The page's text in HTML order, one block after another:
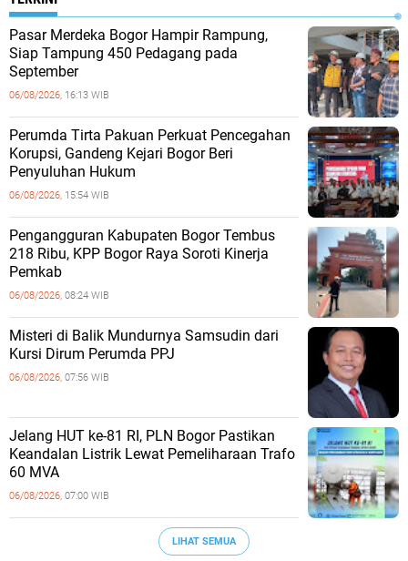
Pasar Merdeka Bogor Hampir Rampung,
Siap Tampung 450 Pedagang pada
September
06/08/2026, 16:13 WIB
Perumda Tirta Pakuan Perkuat Pencegahan
Korupsi, Gandeng Kejari Bogor Beri
Penyuluhan Hukum
06/08/2026, 15:54 WIB
Pengangguran Kabupaten Bogor Tembus
218 Ribu, KPP Bogor Raya Soroti Kinerja
Pemkab
06/08/2026, 08:24 WIB
Misteri di Balik Mundurnya Samsudin dari
Kursi Dirum Perumda PPJ
06/08/2026, 07:56 WIB
Jelang HUT ke-81 RI, PLN Bogor Pastikan
Keandalan Listrik Lewat Pemeliharaan Trafo
60 MVA
06/08/2026, 07:00 WIB
LIHAT SEMUA